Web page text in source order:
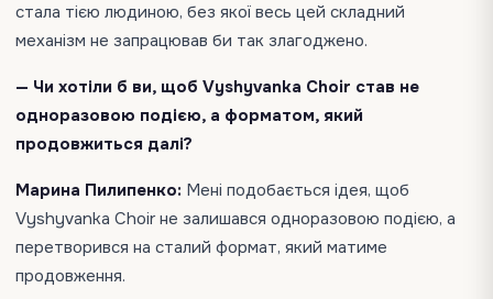
стала тією людиною, без якої весь цей складний
механізм не запрацював би так злагоджено.
— Чи хотіли б ви, щоб Vyshyvanka Choir став не
одноразовою подією, а форматом, який
продовжиться далі?
Марина Пилипенко: Мені подобається ідея, щоб
Vyshyvanka Choir не залишався одноразовою подією, а
перетворився на сталий формат, який матиме
продовження.